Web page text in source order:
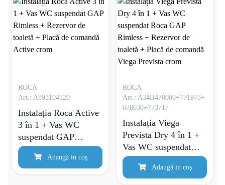
capac Soft-Close și
sistem de spălare
Vortex Flush
ROCA
Art.: A893104120
Instalația Roca Active
3 în 1 + Vas WC
suspendat GAP
Rimless + Rezervor de
toaletă + Placă de
Adaugă in coş
ROCA
Art.: A34H470000+771973+
678630+773717
Instalația Viega
Prevista Dry 4 în 1 +
Vas WC suspendat
Roca GAP Rimless +
Rezervor de toaletă +
Adaugă in coş